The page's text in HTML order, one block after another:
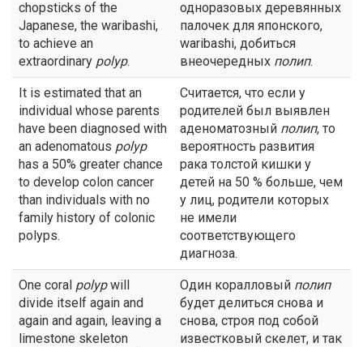
chopsticks of the
Japanese, the waribashi,
to achieve an
extraordinary polyp.
одноразовых деревянных
палочек для японского,
waribashi, добиться
внеочередных полип.
It is estimated that an
individual whose parents
have been diagnosed with
an adenomatous polyp
has a 50% greater chance
to develop colon cancer
than individuals with no
family history of colonic
polyps.
Считается, что если у
родителей был выявлен
аденоматозный полип, то
вероятность развития
рака толстой кишки у
детей на 50 % больше, чем
у лиц, родители которых
не имели
соответствующего
диагноза.
One coral polypwill
divide itself again and
again and again, leaving a
limestone skeleton
Один коралловый полип
будет делиться снова и
снова, строя под собой
известковый скелет, и так